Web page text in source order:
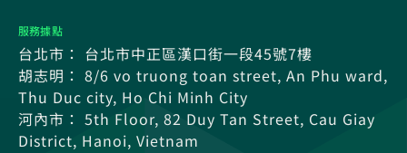
服務據點
台北市： 台北市中正區漢口街一段45號7樓
胡志明： 8/6 vo truong toan street, An Phu ward,
Thu Duc city, Ho Chi Minh City
河內市： 5th Floor, 82 Duy Tan Street, Cau Giay
District, Hanoi, Vietnam